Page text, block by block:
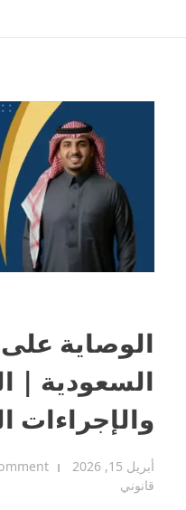
الوصاية
السعودية |
والإجراءات
أبريل 15, 2026
قانوني